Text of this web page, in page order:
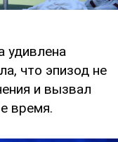
удивлена
что эпизод не
и вызвал
время.